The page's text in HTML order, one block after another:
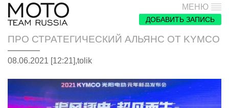
МЕНЮ
ДОБАВИТЬ ЗАПИСЬ
ПРО СТРАТЕГИЧЕСКИЙ АЛЬЯНС ОТ KYMCO
08.06.2021 [12:21],tolik